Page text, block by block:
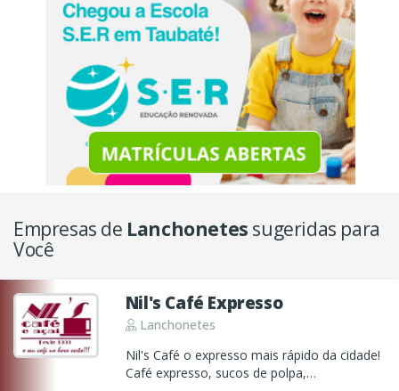
Empresas de Lanchonetes sugeridas para
Você
Nil's Café Expresso
Lanchonetes
Nil's Café o expresso mais rápido da cidade!
Café expresso, sucos de polpa,